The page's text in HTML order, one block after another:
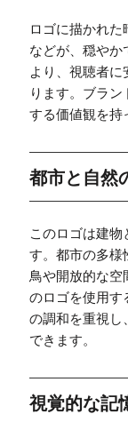
ロゴに描かれ
などが、穏やか
より、視聴者
ります。ブラ
する価値観を持
都市と自然
このロゴは建
す。都市の多様
鳥や開放的な空
のロゴを使用す
の調和を重視し
できます。
視覚的な記